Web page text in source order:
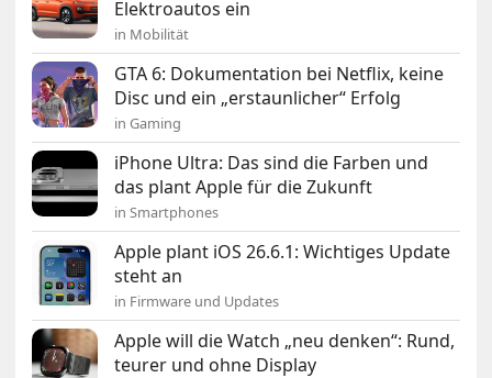
Elektroautos ein
in Mobilität
GTA 6: Dokumentation bei Netflix, keine
Disc und ein „erstaunlicher“ Erfolg
in Gaming
iPhone Ultra: Das sind die Farben und
das plant Apple für die Zukunft
in Smartphones
Apple plant iOS 26.6.1: Wichtiges Update
steht an
in Firmware und Updates
Apple will die Watch „neu denken“: Rund,
teurer und ohne Display